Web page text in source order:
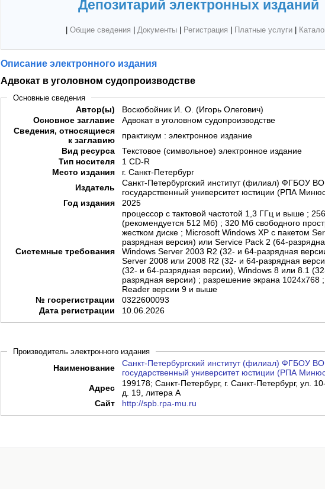
Депозитарий электронных изданий
Общие сведения Документы| Регистрация Платные услуги|
Описание электронного издания
Адвокат в уголовном судопроизводстве
Основные сведения
Автор(ы)
Воскобойник И. О. (Игорь Олегович)
Основное заглавие
Адвокат в уголовном судопроизводстве
Сведения, относящиеся
к заглавию
практикум : электронное издание
Вид ресурса
Текстовое (символьное) электронное издание
Тип носителя
1 CD-R
Место издания
г. Санкт-Петербург
Издатель
Санкт-Петербургский институт (филиал) ФГБОУ ВО
государственный университет юстиции (РПА
Год издания
2025
Системные требования
процессор с тактовой частотой 1,3 ГГц и выше ;
(рекомендуется 512 Мб) ; 320 Мб свободного
жестком диске ; Microsoft Windows XP с пакетом
разрядная версия) или Service Pack 2 (64-
Windows Server 2003 R2 (32- и 64-разрядная
Server 2008 или 2008 R2 (32- и 64-разрядная
(32- и 64-разрядная версии), Windows 8 или 8.1
разрядная версии) ; разрешение экрана 1024x768
Reader версии 9 и выше
№ госрегистрации
0322600093
Дата регистрации
10.06.2026
Производитель электронного издания
Наименование
Санкт-Петербургский институт (филиал) ФГБОУ ВО
государственный университет юстиции (РПА
Адрес
199178; Санкт-Петербург, г. Санкт-Петербург, ул.
д. 19, литера А
Сайт
http://spb.rpa-mu.ru